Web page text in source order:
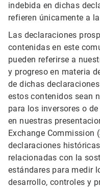
indebida en dichas
refieren únicamente a
Las declaraciones
contenidas en este
pueden referirse a
y progreso en materia
de dichas
estos contenidos sean
para los inversores o
en nuestras
Exchange Commission
declaraciones
relacionadas con la
estándares para medir
desarrollo, controles y